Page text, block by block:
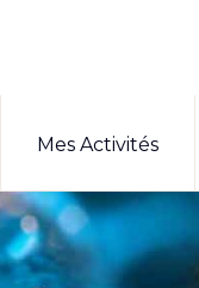
Mes Activités